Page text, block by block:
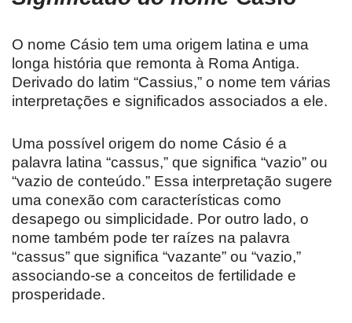
O nome Cásio tem uma origem latina e uma
longa história que remonta à Roma Antiga.
Derivado do latim “Cassius,” o nome tem várias
interpretações e significados associados a ele.
Uma possível origem do nome Cásio é a
palavra latina “cassus,” que significa “vazio” ou
“vazio de conteúdo.” Essa interpretação sugere
uma conexão com características como
desapego ou simplicidade. Por outro lado, o
nome também pode ter raízes na palavra
“cassus” que significa “vazante” ou “vazio,”
associando-se a conceitos de fertilidade e
prosperidade.